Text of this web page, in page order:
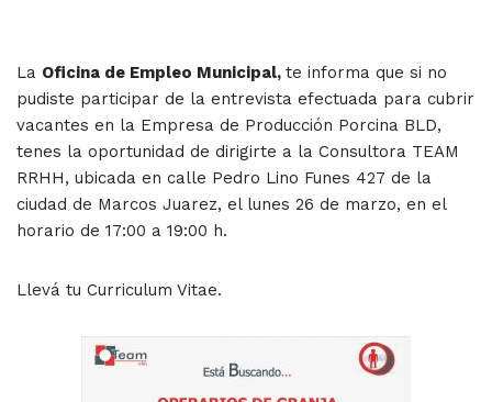
La Oficina de Empleo Municipal, te informa que si no
pudiste participar de la entrevista efectuada para cubrir
vacantes en la Empresa de Producción Porcina BLD,
tenes la oportunidad de dirigirte a la Consultora TEAM
RRHH, ubicada en calle Pedro Lino Funes 427 de la
ciudad de Marcos Juarez, el lunes 26 de marzo, en el
horario de 17:00 a 19:00 h.
Llevá tu Curriculum Vitae.